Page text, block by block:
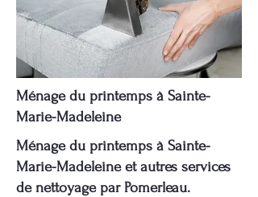
Ménage du printemps à Sainte-
Marie-Madeleine
Ménage du printemps à Sainte-
Marie-Madeleine et autres services
de nettoyage par Pomerleau.